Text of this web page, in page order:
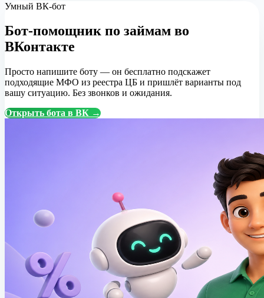
Умный ВК-бот
Бот-помощник по займам во
ВКонтакте
Просто напишите боту — он бесплатно подскажет
подходящие МФО из реестра ЦБ и пришлёт варианты под
вашу ситуацию. Без звонков и ожидания.
Открыть бота в ВК →